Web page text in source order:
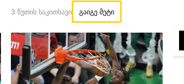
3 Წუთის Საკითხავი გაიგე მეტი